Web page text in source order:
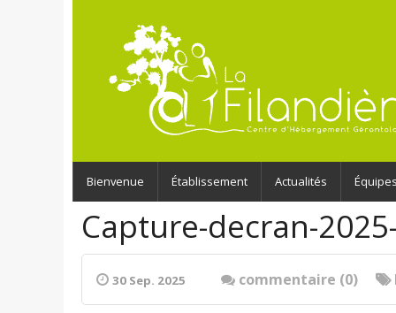
Bienvenue Établissement Actualités Équipes
Capture-decran-
30 Sep. 2025 commentaire (0)